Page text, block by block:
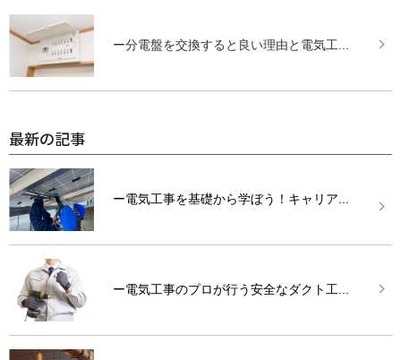
ー分電盤を交換すると良い理由と電気工...
最新の記事
ー電気工事を基礎から学ぼう！キャリア...
ー電気工事のプロが行う安全なダクト工...